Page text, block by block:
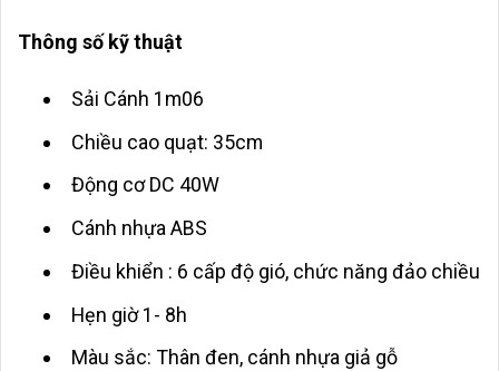
Thông số kỹ thuật
Sải Cánh 1m06
Chiều cao quạt: 35cm
Động cơ DC 40W
Cánh nhựa ABS
Điều khiển : 6 cấp độ gió, chức năng đảo chiều
Hẹn giờ 1- 8h
Màu sắc: Thân đen, cánh nhựa giả gỗ